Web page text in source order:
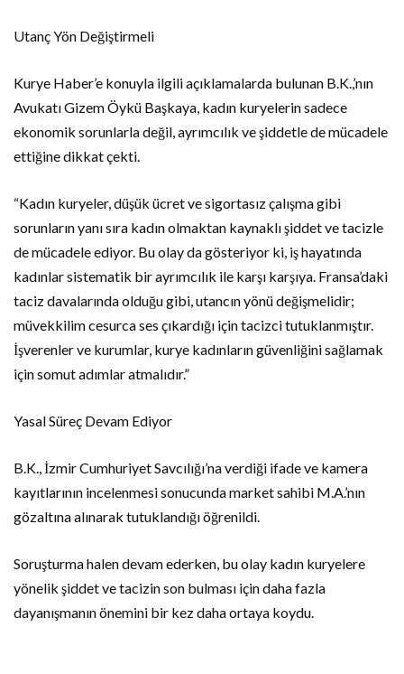
Utanç Yön Değiştirmeli
Kurye Haber’e konuyla ilgili açıklamalarda bulunan B.K.,’nın
Avukatı Gizem Öykü Başkaya, kadın kuryelerin sadece
ekonomik sorunlarla değil, ayrımcılık ve şiddetle de mücadele
ettiğine dikkat çekti.
“Kadın kuryeler, düşük ücret ve sigortasız çalışma gibi
sorunların yanı sıra kadın olmaktan kaynaklı şiddet ve tacizle
de mücadele ediyor. Bu olay da gösteriyor ki, iş hayatında
kadınlar sistematik bir ayrımcılık ile karşı karşıya. Fransa’daki
taciz davalarında olduğu gibi, utancın yönü değişmelidir;
müvekkilim cesurca ses çıkardığı için tacizci tutuklanmıştır.
İşverenler ve kurumlar, kurye kadınların güvenliğini sağlamak
için somut adımlar atmalıdır.”
Yasal Süreç Devam Ediyor
B.K., İzmir Cumhuriyet Savcılığı’na verdiği ifade ve kamera
kayıtlarının incelenmesi sonucunda market sahibi M.A.’nın
gözaltına alınarak tutuklandığı öğrenildi.
Soruşturma halen devam ederken, bu olay kadın kuryelere
yönelik şiddet ve tacizin son bulması için daha fazla
dayanışmanın önemini bir kez daha ortaya koydu.